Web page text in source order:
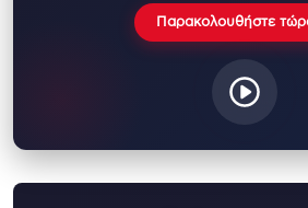
Παρακολουθήστε